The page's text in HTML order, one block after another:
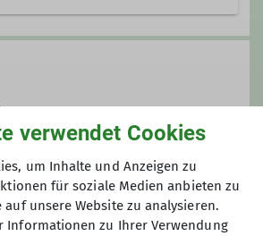
0175 4285984
aufnehmen
verwendet Cookies
um Inhalte und Anzeigen zu
für soziale Medien anbieten zu
unsere Website zu analysieren.
Informationen zu Ihrer Verwendung